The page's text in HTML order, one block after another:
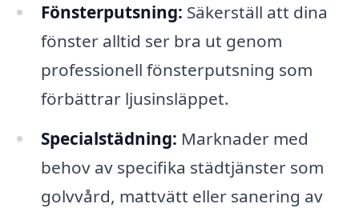
Fönsterputsning: Säkerställ att dina
fönster alltid ser bra ut genom
professionell fönsterputsning som
förbättrar ljusinsläppet.
Specialstädning: Marknader med
behov av specifika städtjänster som
golvvård, mattvätt eller sanering av